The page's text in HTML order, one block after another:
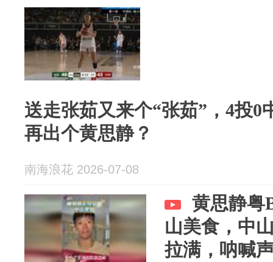
送走张茹又来个“张茹”，4投0
再出个黄思静？
南海浪花 2026-07-08
黄思静粤
山美食，中
拉满，呐喊